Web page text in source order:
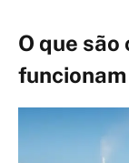
O que
funcionam